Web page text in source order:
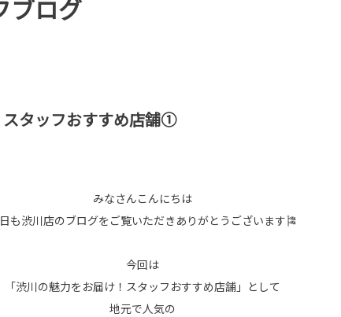
ブログ
タッフおすすめ店舗①
みなさんこんにちは
も渋川店のブログをご覧いただきありがとうございます🎏
今回は
「渋川の魅力をお届け！スタッフおすすめ店舗」として
地元で人気の